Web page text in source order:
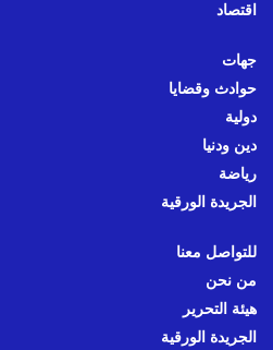
اقتصاد
جهات
حوادث وقضايا
دولية
دين ودنيا
رياضة
الجريدة الورقية
للتواصل معنا
من نحن
هيئة التحرير
الجريدة الورقية